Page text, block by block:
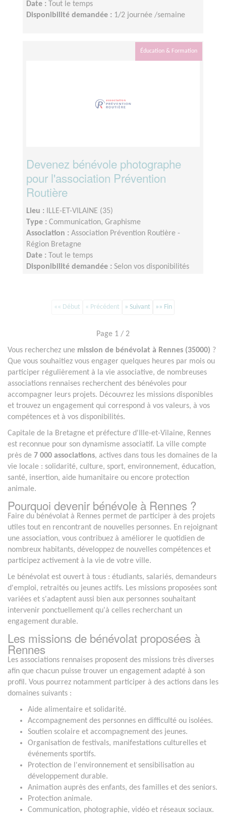
Date :
Tout le temps
Disponibilité demandée : 1/2 journée /semaine
Éducation & Formation
Devenez bénévole photographe
pour l'association Prévention
Routière
Lieu :
ILLE-ET-VILAINE (35)
Type : Communication, Graphisme
Association : Association Prévention Routière -
Région Bretagne
Date :
Tout le temps
Disponibilité demandée : Selon vos disponibilités
«« Début « Précédent » Suivant »» Fin
Page 1 / 2
Vous recherchez une mission de bénévolat à Rennes (35000) ?
Que vous souhaitiez vous engager quelques heures par mois ou
participer régulièrement à la vie associative, de nombreuses
associations rennaises recherchent des bénévoles pour
accompagner leurs projets. Découvrez les missions disponibles
et trouvez un engagement qui correspond à vos valeurs, à vos
compétences et à vos disponibilités.
Capitale de la Bretagne et préfecture d'Ille-et-Vilaine, Rennes
est reconnue pour son dynamisme associatif. La ville compte
près de 7 000 associations, actives dans tous les domaines de la
vie locale : solidarité, culture, sport, environnement, éducation,
santé, insertion, aide humanitaire ou encore protection
animale.
Pourquoi devenir bénévole à Rennes ?
Faire du bénévolat à Rennes permet de participer à des projets
utiles tout en rencontrant de nouvelles personnes. En rejoignant
une association, vous contribuez à améliorer le quotidien de
nombreux habitants, développez de nouvelles compétences et
participez activement à la vie de votre ville.
Le bénévolat est ouvert à tous : étudiants, salariés, demandeurs
d'emploi, retraités ou jeunes actifs. Les missions proposées sont
variées et s'adaptent aussi bien aux personnes souhaitant
intervenir ponctuellement qu'à celles recherchant un
engagement durable.
Les missions de bénévolat proposées à
Rennes
Les associations rennaises proposent des missions très diverses
afin que chacun puisse trouver un engagement adapté à son
profil. Vous pourrez notamment participer à des actions dans les
domaines suivants :
Aide alimentaire et solidarité.
Accompagnement des personnes en difficulté ou isolées.
Soutien scolaire et accompagnement des jeunes.
Organisation de festivals, manifestations culturelles et
événements sportifs.
Protection de l'environnement et sensibilisation au
développement durable.
Animation auprès des enfants, des familles et des seniors.
Protection animale.
Communication, photographie, vidéo et réseaux sociaux.